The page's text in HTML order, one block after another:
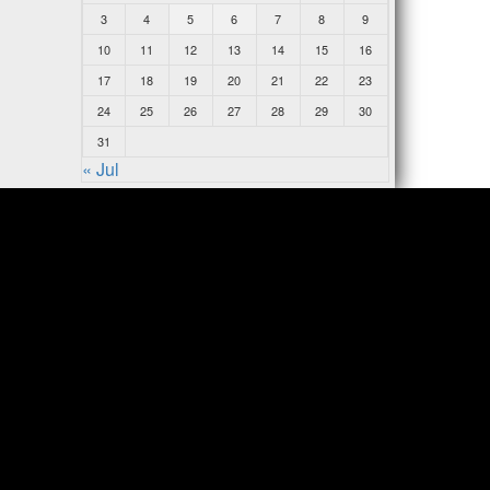
3
4 5 6 7 8
9
10
11 12 13 14 15
16
17
18 19 20 21 22
23
24
25 26 27 28 29
30
31
« Jul